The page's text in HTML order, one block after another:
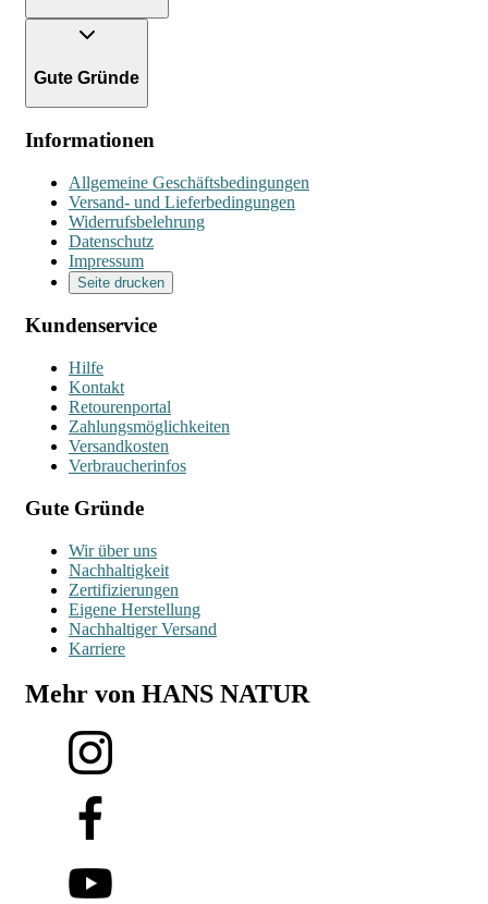
Gute Gründe
Informationen
Allgemeine Geschäftsbedingungen
Versand- und Lieferbedingungen
Widerrufsbelehrung
Datenschutz
Impressum
Seite drucken
Kundenservice
Hilfe
Kontakt
Retourenportal
Zahlungsmöglichkeiten
Versandkosten
Verbraucherinfos
Gute Gründe
Wir über uns
Nachhaltigkeit
Zertifizierungen
Eigene Herstellung
Nachhaltiger Versand
Karriere
Mehr von HANS NATUR